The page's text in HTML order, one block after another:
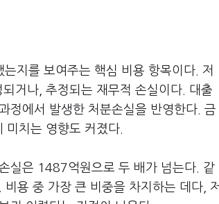
지를 보여주는 핵심 비용 항목이다. 저
거나, 추정되는 재무적 손실이다. 대출
정에서 발생한 처분손실을 반영한다. 금
치는 영향도 커졌다.
실은 1487억원으로 두 배가 넘는다. 같
용 중 가장 큰 비중을 차지하는 데다, 저